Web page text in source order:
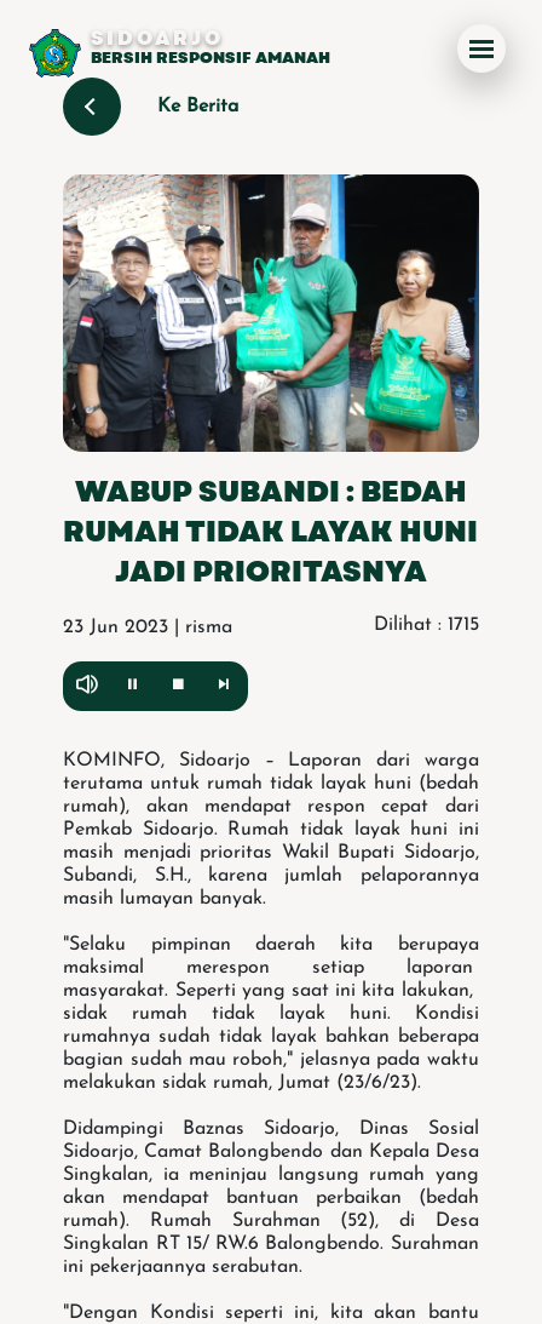
SIDOARJO
BERSIH RESPONSIF AMANAH
Ke Berita
WABUP SUBANDI : BEDAH
RUMAH TIDAK LAYAK HUNI
JADI PRIORITASNYA
23 Jun 2023 | risma Dilihat : 1715
KOMINFO, Sidoarjo – Laporan dari warga
terutama untuk rumah tidak layak huni (bedah
rumah), akan mendapat respon cepat dari
Pemkab Sidoarjo. Rumah tidak layak huni ini
masih menjadi prioritas Wakil Bupati Sidoarjo,
Subandi, S.H., karena jumlah pelaporannya
masih lumayan banyak.
"Selaku pimpinan daerah kita berupaya
maksimal merespon setiap laporan
masyarakat. Seperti yang saat ini kita lakukan,
sidak rumah tidak layak huni. Kondisi
rumahnya sudah tidak layak bahkan beberapa
bagian sudah mau roboh," jelasnya pada waktu
melakukan sidak rumah, Jumat (23/6/23).
Didampingi Baznas Sidoarjo, Dinas Sosial
Sidoarjo, Camat Balongbendo dan Kepala Desa
Singkalan, ia meninjau langsung rumah yang
akan mendapat bantuan perbaikan (bedah
rumah). Rumah Surahman (52), di Desa
Singkalan RT 15/ RW.6 Balongbendo. Surahman
ini pekerjaannya serabutan.
"Dengan Kondisi seperti ini, kita akan bantu